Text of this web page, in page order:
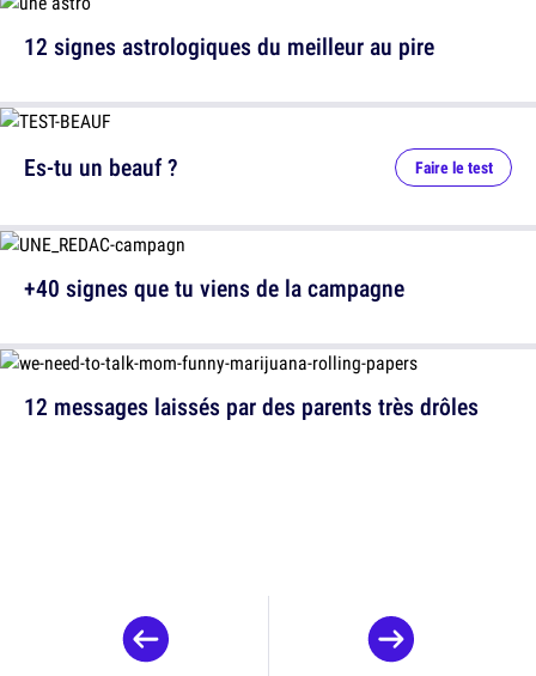
12 signes astrologiques du meilleur au pire
12 messages laissés par des parents très drôles
Es-tu un beauf ? Faire le test
+40 signes que tu viens de la campagne